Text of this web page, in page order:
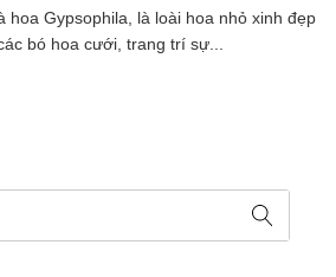
hoa Gypsophila, là loài hoa nhỏ xinh đẹp
bó hoa cưới, trang trí sự...